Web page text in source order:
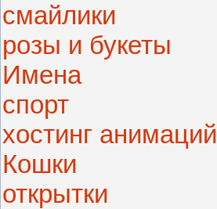
смайлики
розы и букеты
Имена
спорт
хостинг анимаций
Кошки
открытки